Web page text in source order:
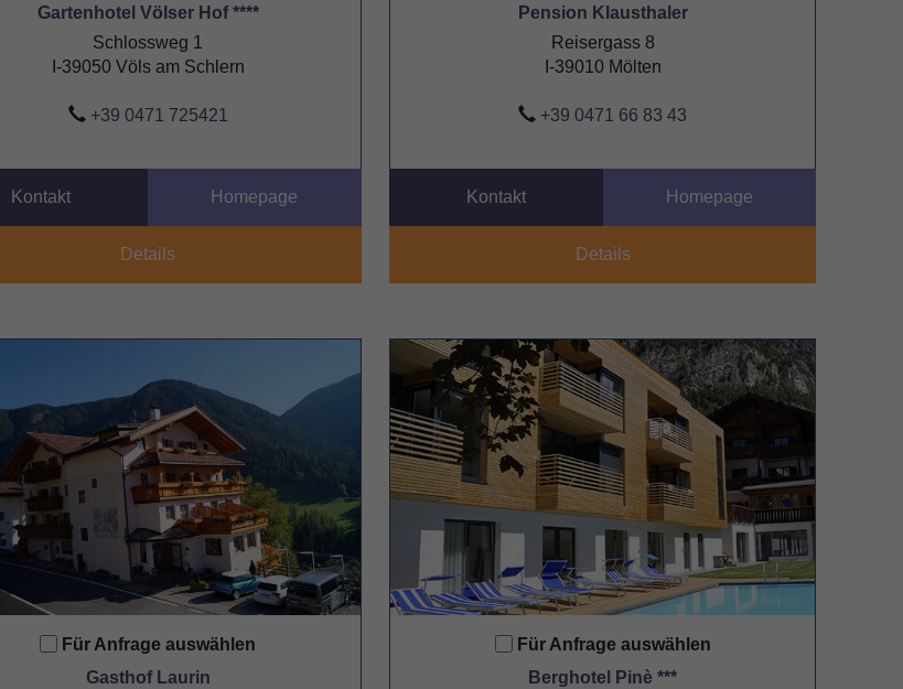
Gartenhotel Völser Hof ****
Schlossweg 1
I-39050 Völs am Schlern
+39 0471 725421
Kontakt Homepage
Details
Pension Klausthaler
Reisergass 8
I-39010 Mölten
+39 0471 66 83 43
Kontakt Homepage
Details
Für Anfrage auswählen
Gasthof Laurin
Für Anfrage auswählen
Berghotel Pinè ***